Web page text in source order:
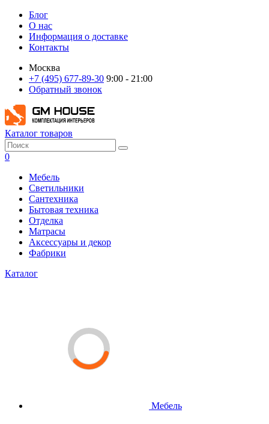
Блог
О нас
Информация о доставке
Контакты
Москва
+7 (495) 677-89-30 9:00 - 21:00
Обратный звонок
Каталог товаров
0
Мебель
Светильники
Сантехника
Бытовая техника
Отделка
Матрасы
Аксессуары и декор
Фабрики
Каталог
Мебель